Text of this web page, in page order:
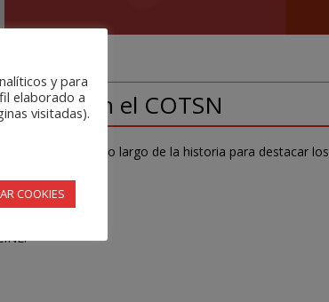
en el COTSN
se han gestado a lo largo de la historia para destacar los
y para
elaborado a
visitadas).
COOKIES